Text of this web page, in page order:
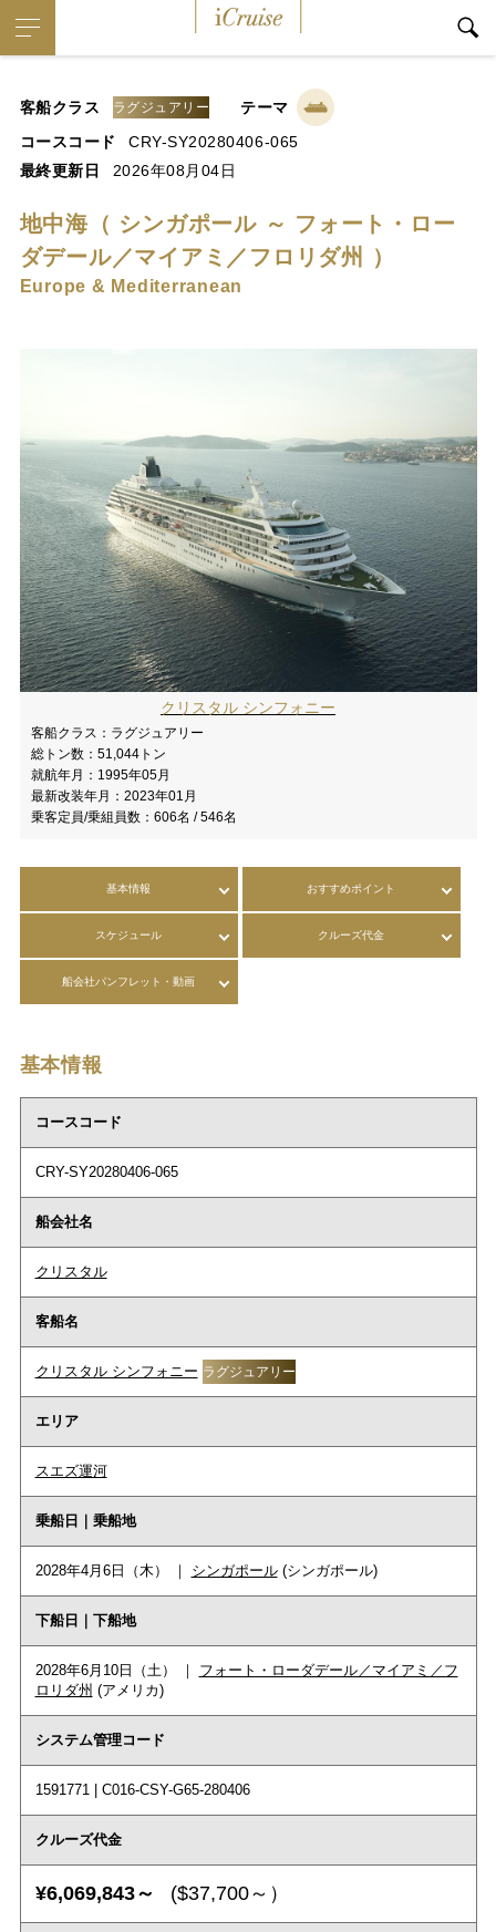
客船クラス ラグジュアリー
テーマ
コースコード
CRY-SY20280406-065
最終更新日
2026年08月04日
地中海（ シンガポール ～ フォート・ロー
ダデール／マイアミ／フロリダ州 ）
Europe & Mediterranean
クリスタル シンフォニー
客船クラス： ラグジュアリー
総トン数： 51,044トン
就航年月： 1995年05月
最新改装年月： 2023年01月
乗客定員/乗組員数： 606名 / 546名
基本情報 おすすめポイント
スケジュール クルーズ代金
船会社パンフレット・動画
基本情報
コースコード
CRY-SY20280406-065
船会社名
クリスタル
客船名
クリスタル シンフォニー ラグジュアリー
エリア
スエズ運河
乗船日｜乗船地
2028年4月6日（木） ｜ シンガポール(シンガポール)
下船日｜下船地
2028年6月10日（土） ｜ フォート・ローダデール／マイアミ／フ
ロリダ州 (アメリカ)
システム管理コード
1591771 | C016-CSY-G65-280406
クルーズ代金
¥6,069,843～ ($37,700～）